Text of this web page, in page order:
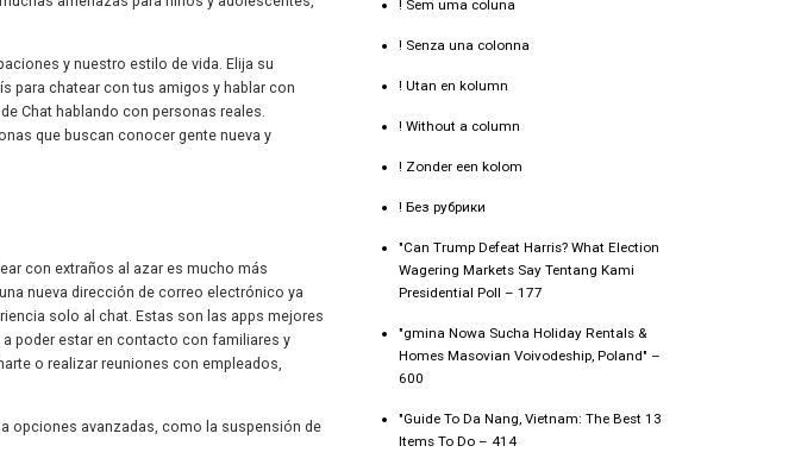
y nuestro estilo de vida. Elija su
para chatear con tus amigos y hablar con
Chat hablando con personas reales.
que buscan conocer gente nueva y
con extraños al azar es mucho más
nueva dirección de correo electrónico ya
solo al chat. Estas son las apps mejores
poder estar en contacto con familiares y
o realizar reuniones con empleados,
opciones avanzadas, como la suspensión de
! Sem uma coluna
! Senza una colonna
! Utan en kolumn
! Without a column
! Zonder een kolom
! Без рубрики
"Can Trump Defeat Harris? What Election
Wagering Markets Say Tentang Kami
Presidential Poll – 177
"gmina Nowa Sucha Holiday Rentals &
Homes Masovian Voivodeship, Poland" –
600
"Guide To Da Nang, Vietnam: The Best 13
Items To Do – 414